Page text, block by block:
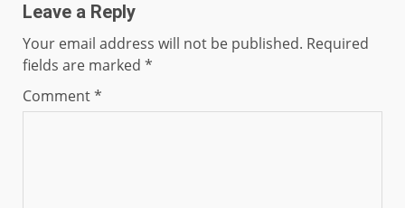
Leave a Reply
Your email address will not be published. Required
fields are marked *
Comment*